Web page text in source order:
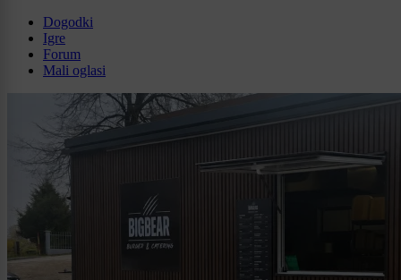
Dogodki
Igre
Forum
Mali oglasi